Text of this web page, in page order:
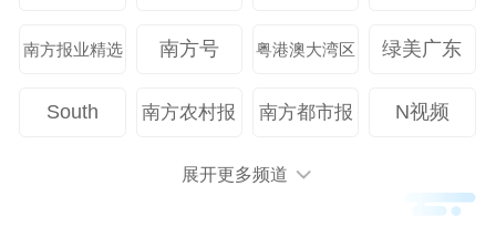
众的消费安全，切实保护外卖骑手和消费者
南方报业精选 南方号 粤港澳大湾区 绿美广东
South 南方农村报 南方都市报 N视频
展开更多频道